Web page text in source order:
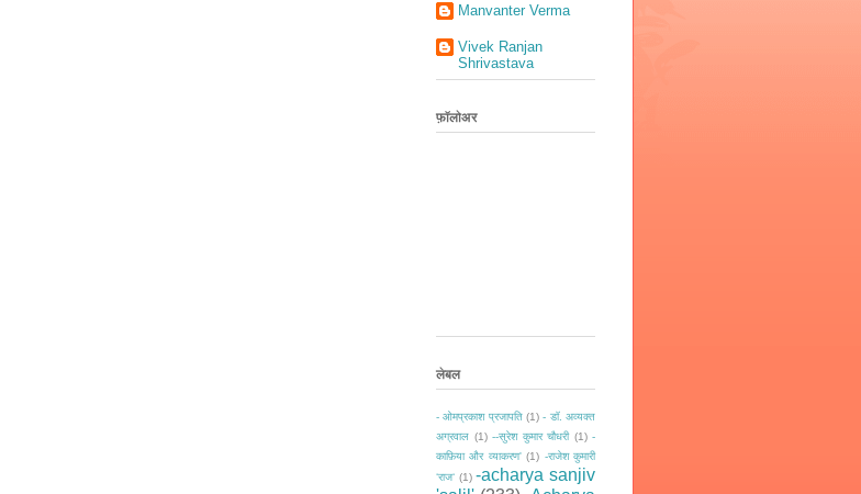
Manvanter Verma
Vivek Ranjan
Shrivastava
फ़ॉलोअर
लेबल
- ओमप्रकाश प्रजापति (1) - डॉ. अव्यक्त
अग्रवाल (1) --सुरेश कुमार चौधरी (1) -
काफ़िया और व्याकरण' (1) -राजेश कुमारी
‘राज‘ (1) -acharya sanjiv